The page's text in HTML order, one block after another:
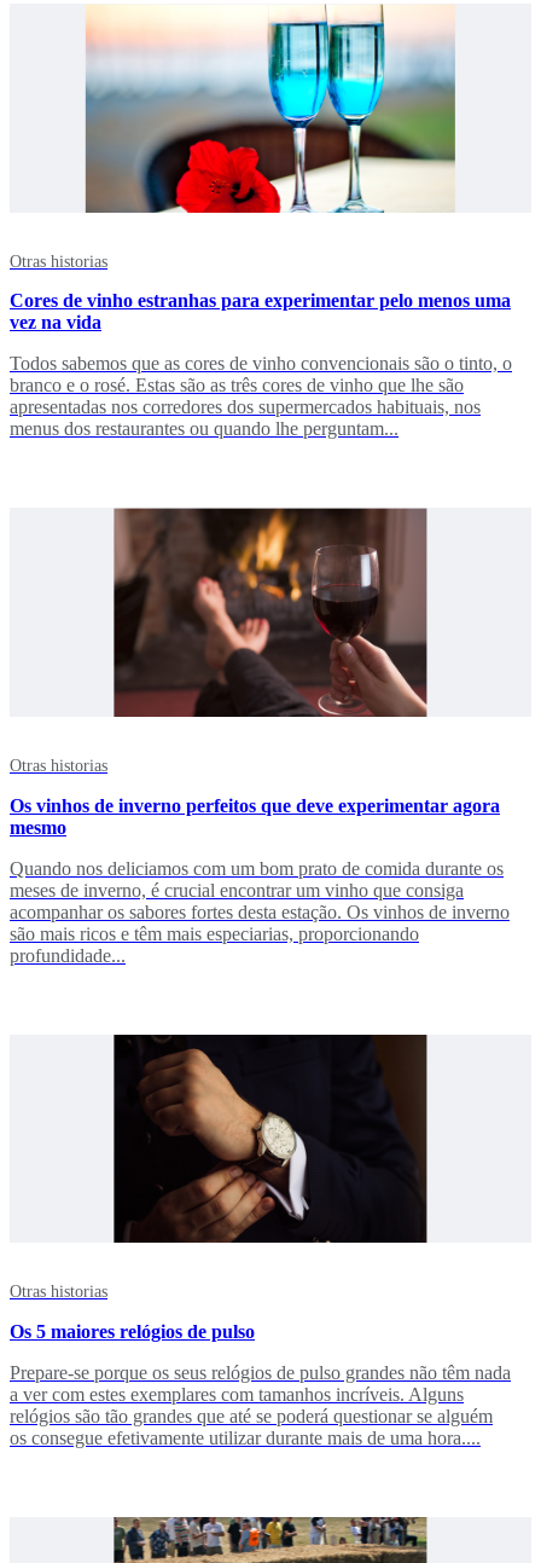
Otras historias
Cores de vinho estranhas para experimentar pelo menos uma
vez na vida
Todos sabemos que as cores de vinho convencionais são o tinto, o
branco e o rosé. Estas são as três cores de vinho que lhe são
apresentadas nos corredores dos supermercados habituais, nos
menus dos restaurantes ou quando lhe perguntam...
Otras historias
Os vinhos de inverno perfeitos que deve experimentar agora
mesmo
Quando nos deliciamos com um bom prato de comida durante os
meses de inverno, é crucial encontrar um vinho que consiga
acompanhar os sabores fortes desta estação. Os vinhos de inverno
são mais ricos e têm mais especiarias, proporcionando
profundidade...
Otras historias
Os 5 maiores relógios de pulso
Prepare-se porque os seus relógios de pulso grandes não têm nada
a ver com estes exemplares com tamanhos incríveis. Alguns
relógios são tão grandes que até se poderá questionar se alguém
os consegue efetivamente utilizar durante mais de uma hora....